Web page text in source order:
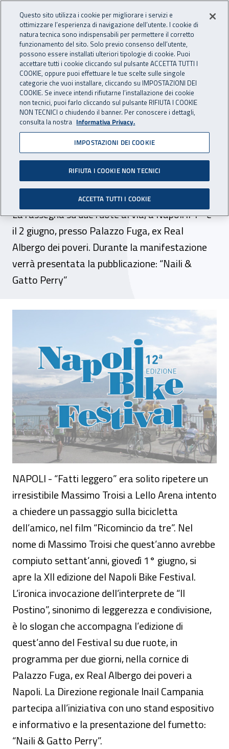
INAIL - Istituto Nazionale
Apri cerca
Navigazione principale
Navigazione - Ti trovi in:
Home Inail comunica News
30 maggio 2023
Inail Campania alla XII
edizione del Napoli Bike
Festival
La rassegna su due ruote al via, a Napoli il 1° e
il 2 giugno, presso Palazzo Fuga, ex Real
Albergo dei poveri. Durante la manifestazione
verrà presentata la pubblicazione: “Naili &
Gatto Perry”
Inail Campania alla XII edizione del
NAPOLI - “Fatti leggero” era solito ripetere un
irresistibile Massimo Troisi a Lello Arena intento
a chiedere un passaggio sulla bicicletta
dell’amico, nel film “Ricomincio da tre”. Nel
nome di Massimo Troisi che quest’anno avrebbe
compiuto settant’anni, giovedì 1° giugno, si
apre la XII edizione del Napoli Bike Festival.
L’ironica invocazione dell’interprete de “Il
Postino”, sinonimo di leggerezza e condivisione,
è lo slogan che accompagna l’edizione di
quest’anno del Festival su due ruote, in
programma per due giorni, nella cornice di
Palazzo Fuga, ex Real Albergo dei poveri a
Napoli. La Direzione regionale Inail Campania
partecipa all’iniziativa con uno stand espositivo
e informativo e la presentazione del fumetto:
“Naili & Gatto Perry”.
Questo sito utilizza i cookie per migliorare i servizi e
ottimizzare l’esperienza di navigazione dell’utente. I cookie di
natura tecnica sono indispensabili per permettere il corretto
funzionamento del sito. Solo previo consenso dell’utente,
possono essere installati ulteriori tipologie di cookie. Puoi
accettare tutti i cookie cliccando sul pulsante ACCETTA TUTTI I
COOKIE, oppure puoi effettuare le tue scelte sulle singole
categorie che vuoi installare, cliccando su IMPOSTAZIONI DEI
COOKIE. Se invece intendi rifiutarne l’installazione dei cookie
non tecnici, puoi farlo cliccando sul pulsante RIFIUTA I COOKIE
NON TECNICI o chiudendo il banner. Per conoscere i dettagli,
consulta la nostra Informativa Privacy.
IMPOSTAZIONI DEI COOKIE
RIFIUTA I COOKIE NON TECNICI
ACCETTA TUTTI I COOKIE